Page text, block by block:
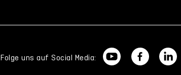
Folge uns auf Social Media: